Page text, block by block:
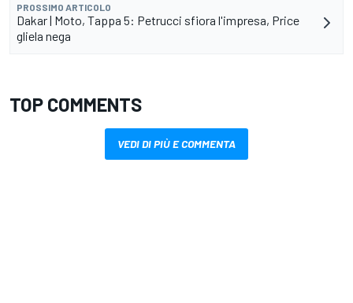
PROSSIMO ARTICOLO
Dakar | Moto, Tappa 5: Petrucci sfiora l'impresa, Price
gliela nega
TOP COMMENTS
VEDI DI PIÙ E COMMENTA